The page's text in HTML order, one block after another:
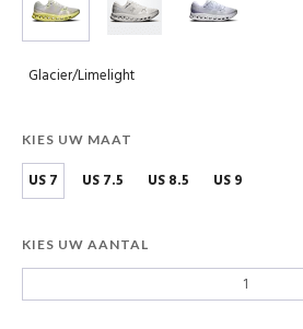
Glacier/Limelight
KIES UW MAAT
US 7 US 7.5 US 8.5 US 9
KIES UW AANTAL